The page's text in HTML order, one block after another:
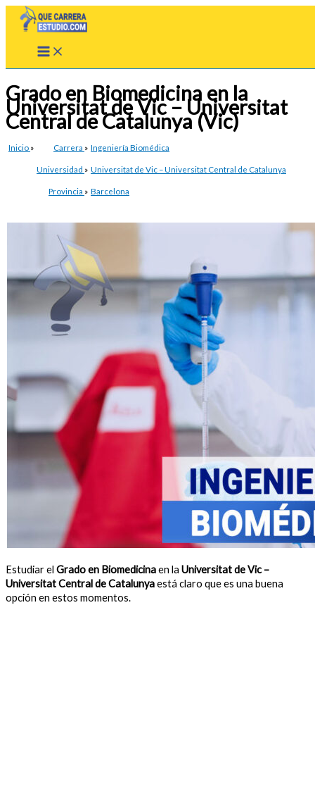
Grado en Biomedicina en la
Universitat de Vic – Universitat
Central de Catalunya (Vic)
Inicio » Carrera » Ingeniería Biomédica
Universidad » Universitat de Vic – Universitat Central de Catalunya
Provincia » Barcelona
Estudiar el Grado en Biomedicinaen la Universitat de Vic –
Universitat Central de Catalunyaestá claro que es una buena
opción en estos momentos.